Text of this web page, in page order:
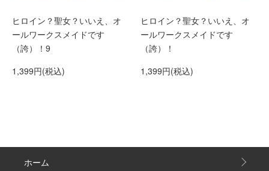
ヒロイン？聖女？いいえ、オ
ールワークスメイドです
（誇）！9
1,399円(税込)
ヒロイン？聖女？いいえ、オ
ールワークスメイドです
（誇）！
1,399円(税込)
ホーム